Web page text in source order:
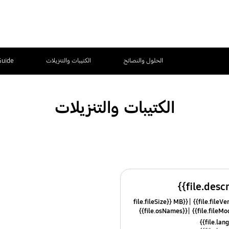
الحلول والنصائح الكتيبات والتنزيلات
الكتيبات والتنزيلات
{{file.fileSize}} MB
{{file.osNames}}